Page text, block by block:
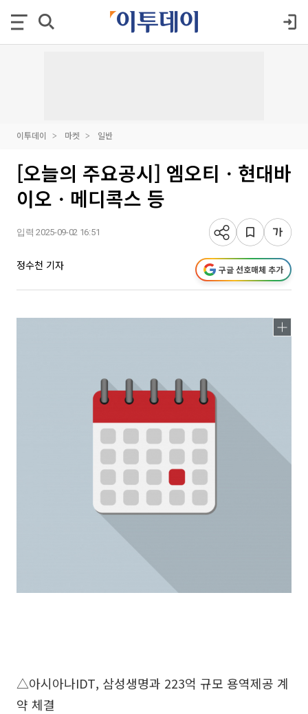
이투데이 마켓 일반
[오늘의 주요공시] 엠오티ㆍ현대바
이오ㆍ메디콕스 등
입력 2025-09-02 16:51
정수천 기자 구글 선호매체 추가
△아시아나IDT, 삼성생명과 223억 규모 용역제공 계
약 체결